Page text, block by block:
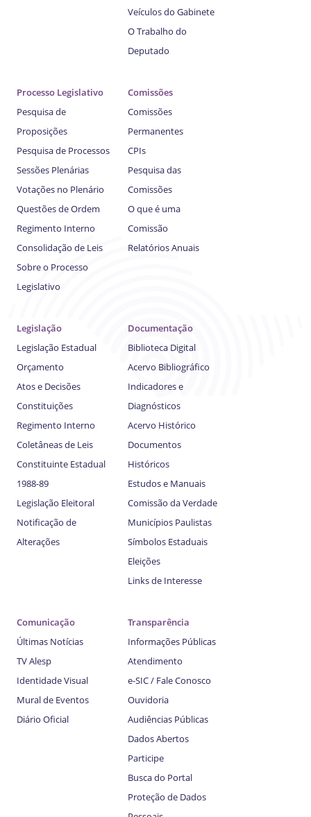
Veículos do Gabinete
O Trabalho do
Deputado
Processo Legislativo
Pesquisa de
Proposições
Pesquisa de Processos
Sessões Plenárias
Votações no Plenário
Questões de Ordem
Regimento Interno
Consolidação de Leis
Sobre o Processo
Legislativo
Comissões
Comissões
Permanentes
CPIs
Pesquisa das
Comissões
O que é uma
Comissão
Relatórios Anuais
Legislação
Legislação Estadual
Orçamento
Atos e Decisões
Constituições
Regimento Interno
Coletâneas de Leis
Constituinte Estadual
1988-89
Legislação Eleitoral
Notificação de
Alterações
Documentação
Biblioteca Digital
Acervo Bibliográfico
Indicadores e
Diagnósticos
Acervo Histórico
Documentos
Históricos
Estudos e Manuais
Comissão da Verdade
Municípios Paulistas
Símbolos Estaduais
Eleições
Links de Interesse
Comunicação
Últimas Notícias
TV Alesp
Identidade Visual
Mural de Eventos
Diário Oficial
Transparência
Informações Públicas
Atendimento
e-SIC / Fale Conosco
Ouvidoria
Audiências Públicas
Dados Abertos
Participe
Busca do Portal
Proteção de Dados